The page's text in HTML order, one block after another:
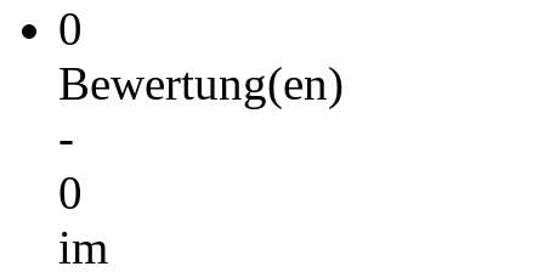
0
Bewertung(en)
-
0
im